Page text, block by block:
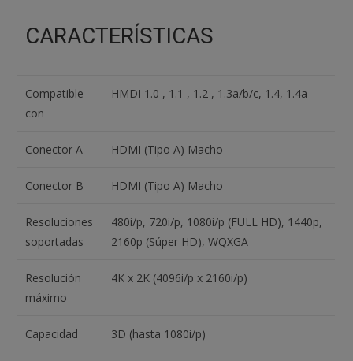
CARACTERÍSTICAS
Compatible
con
HMDI 1.0 , 1.1 , 1.2 , 1.3a/b/c, 1.4, 1.4a
Conector A HDMI (Tipo A) Macho
Conector B HDMI (Tipo A) Macho
Resoluciones
soportadas
480i/p, 720i/p, 1080i/p (FULL HD), 1440p,
2160p (Súper HD), WQXGA
Resolución
máximo
4K x 2K (4096i/p x 2160i/p)
Capacidad 3D (hasta 1080i/p)